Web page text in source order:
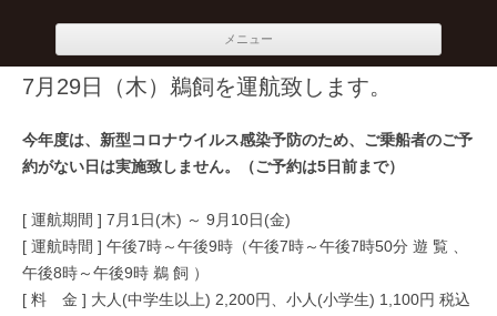
メニュー
7月29日（木）鵜飼を運航致します。
今年度は、新型コロナウイルス感染予防のため、ご乗船者のご予
約がない日は実施致しません。（ご予約は5日前まで）
[ 運航期間 ] 7月1日(木) ～ 9月10日(金)
[ 運航時間 ] 午後7時～午後9時（午後7時～午後7時50分 遊 覧 、
午後8時～午後9時 鵜 飼 ）
[ 料 金 ] 大人(中学生以上) 2,200円、小人(小学生) 1,100円 税込